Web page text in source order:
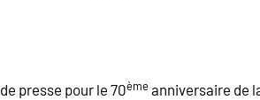
presse pour le 70èmeanniversaire de